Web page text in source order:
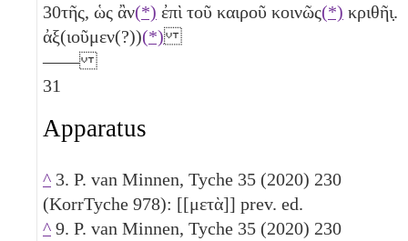
30τῆς, ὡς ἂν(*) ἐπὶ τοῦ καιροῦ κοινῶς(*) κριθῆι̣.
ἀξ(ιοῦμεν(?))(*)
——
31
Apparatus
^ 3. P. van Minnen, Tyche 35 (2020) 230
(KorrTyche 978): [[μετὰ]] prev. ed.
^ 9. P. van Minnen, Tyche 35 (2020) 230